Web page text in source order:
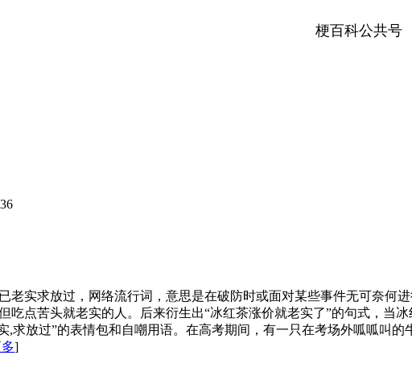
梗百科公共号
老实求放过，网络流行词，意思是在破防时或面对某些事件无可奈何
吃点苦头就老实的人。后来衍生出“冰红茶涨价就老实了”的句式，当
,求放过”的表情包和自嘲用语。在高考期间，有一只在考场外呱呱叫
]